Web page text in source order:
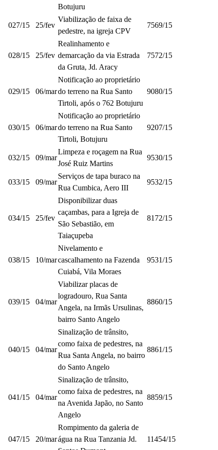
Botujuru
027/15 25/fev
Viabilização de faixa de
pedestre, na igreja CPV
7569/15
028/15 25/fev
Realinhamento e
demarcação da via Estrada
da Gruta, Jd. Aracy
7572/15
029/15 06/mar
Notificação ao proprietário
do terreno na Rua Santo
Tirtoli, após o 762 Botujuru
9080/15
030/15 06/mar
Notificação ao proprietário
do terreno na Rua Santo
Tirtoli, Botujuru
9207/15
032/15 09/mar
Limpeza e roçagem na Rua
José Ruiz Martins
9530/15
033/15 09/mar
Serviços de tapa buraco na
Rua Cumbica, Aero III
9532/15
034/15 25/fev
Disponibilizar duas
caçambas, para a Igreja de
São Sebastião, em
Taiaçupeba
8172/15
038/15 10/mar
Nivelamento e
cascalhamento na Fazenda
Cuiabá, Vila Moraes
9531/15
039/15 04/mar
Viabilizar placas de
logradouro, Rua Santa
Angela, na Irmãs Ursulinas,
bairro Santo Angelo
8860/15
040/15 04/mar
Sinalização de trânsito,
como faixa de pedestres, na
Rua Santa Angela, no bairro
do Santo Angelo
8861/15
041/15 04/mar
Sinalização de trânsito,
como faixa de pedestres, na
na Avenida Japão, no Santo
Angelo
8859/15
047/15 20/mar
Rompimento da galeria de
água na Rua Tanzania Jd.
11454/15